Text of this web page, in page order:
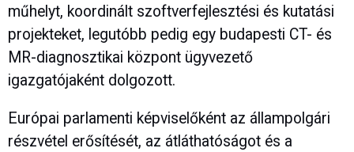
műhelyt, koordinált szoftverfejlesztési és kutatási
projekteket, legutóbb pedig egy budapesti CT- és
MR-diagnosztikai központ ügyvezető
igazgatójaként dolgozott.
Európai parlamenti képviselőként az állampolgári
részvétel erősítését, az átláthatóságot és a